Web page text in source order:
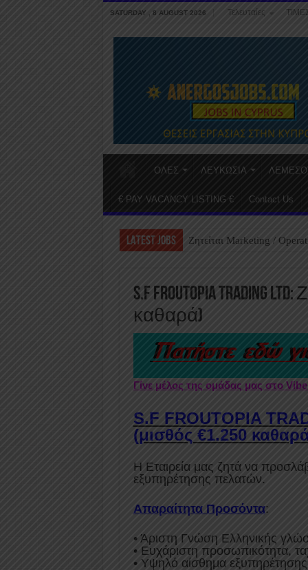
SATURDAY , 8 AUGUST 2026 Τελευταίες
ΟΛΕΣ ΛΕΥΚΩΣΙΑ
€ PAY VACANCY LISTING € Contact Us
LATEST JOBS Ζητείται Marketing /
S.F FROUTOPIA TRADING
καθαρά)
Γίνε μέλος της ομάδας μας στο
S.F FROUTOPIA
(μισθός €1.250
Η Εταιρεία μας ζητά να
εξυπηρέτησης πελατών.
Απαραίτητα Προσόντα:
• Άριστη Γνώση Ελληνικής
• Ευχάριστη προσωπικότητα,
• Υψηλό αίσθημα